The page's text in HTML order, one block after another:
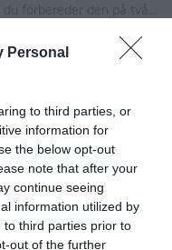
Personal
to third parties, or
information for
the below opt-out
note that after your
continue seeing
information utilized by
to third parties prior to
out of the further